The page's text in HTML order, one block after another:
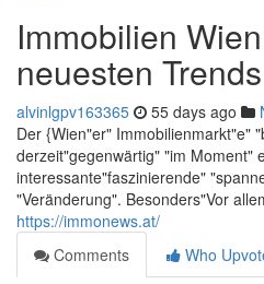
Immobilien
neuesten
alvinlgpv163365 55 days ago
Der {Wien"er" Immobilienmarkt"e"
derzeit"gegenwärtig" "im Moment"
interessante"faszinierende"
"Veränderung". Besonders"Vor
https://immonews.at/
Comments
Who